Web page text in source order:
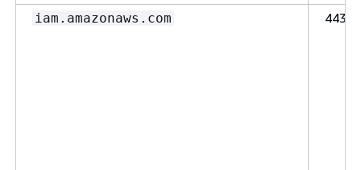
iam.amazonaws.com 443